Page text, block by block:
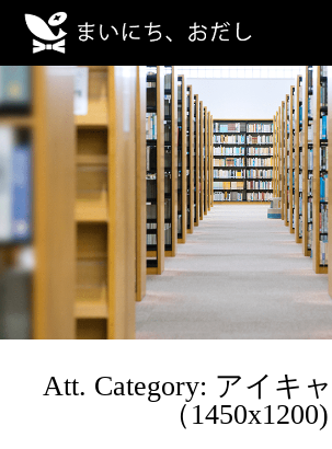
Att. Category: アイキ
（1450x1200)